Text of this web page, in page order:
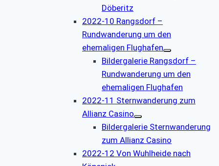
Döberitz
2022-10 Rangsdorf –
Rundwanderung um den
ehemaligen Flughafen
Bildergalerie Rangsdorf –
Rundwanderung um den
ehemaligen Flughafen
2022-11 Sternwanderung zum
Allianz Casino
Bildergalerie Sternwanderung
zum Allianz Casino
2022-12 Von Wuhlheide nach